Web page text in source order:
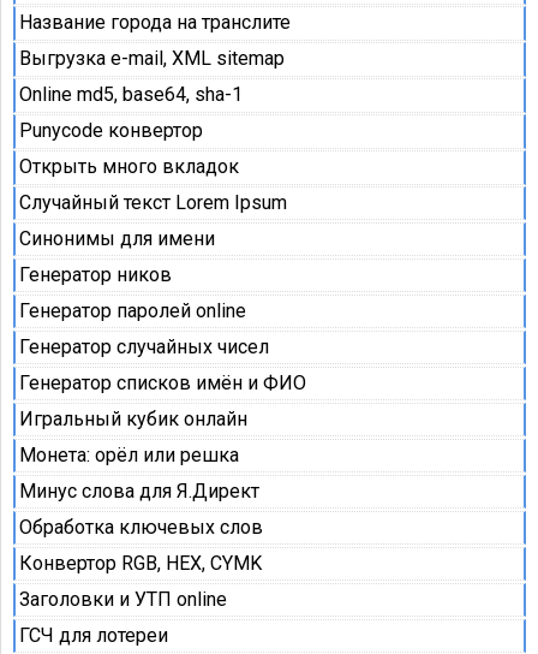
Название города на транслите
Выгрузка e-mail, XML sitemap
Online md5, base64, sha-1
Punycode конвертор
Открыть много вкладок
Случайный текст Lorem Ipsum
Синонимы для имени
Генератор ников
Генератор паролей online
Генератор случайных чисел
Генератор списков имён и ФИО
Игральный кубик онлайн
Монета: орёл или решка
Минус слова для Я.Директ
Обработка ключевых слов
Конвертор RGB, HEX, CYMK
Заголовки и УТП online
ГСЧ для лотереи